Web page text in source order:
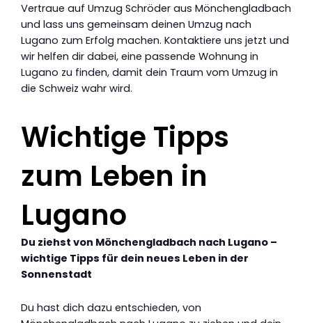
Vertraue auf Umzug Schröder aus Mönchengladbach
und lass uns gemeinsam deinen Umzug nach
Lugano zum Erfolg machen. Kontaktiere uns jetzt und
wir helfen dir dabei, eine passende Wohnung in
Lugano zu finden, damit dein Traum vom Umzug in
die Schweiz wahr wird.
Wichtige Tipps
zum Leben in
Lugano
Du ziehst von Mönchengladbach nach Lugano –
wichtige Tipps für dein neues Leben in der
Sonnenstadt
Du hast dich dazu entschieden, von